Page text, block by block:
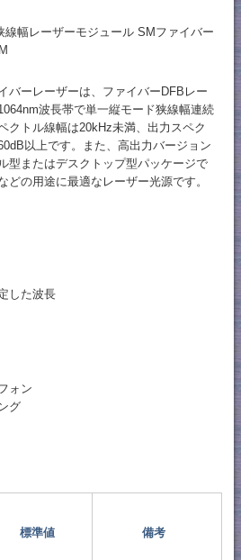
線幅レーザーモジュール SMファイバー
バーレーザーは、ファイバーDFBレー
波長帯で単一縦モード狭線幅連続
クトル線幅は20kHz未満、出力スペク
以上です。また、高出力バージョン
型またはデスクトップ型パッケージで
どの用途に最適なレーザー光源です。
した波長
ォン
グ
標準値 備考